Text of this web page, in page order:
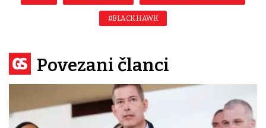
#BLACK HAWK
Povezani članci